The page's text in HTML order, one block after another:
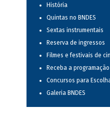
História
Quintas no BNDES
Sextas instrumentais
Reserva de ingressos
Filmes e festivais de
Receba a programação
Concursos para
Galeria BNDES